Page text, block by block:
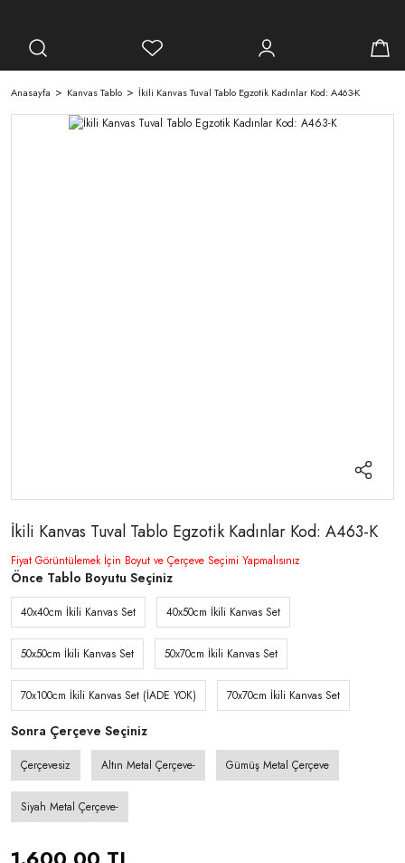
Anasayfa Kanvas Tablo İkili Kanvas Tuval Tablo Egzotik Kadınlar Kod: A463-K
İkili Kanvas Tuval Tablo Egzotik Kadınlar Kod: A463-K
Fiyat Görüntülemek İçin Boyut ve Çerçeve Seçimi Yapmalısınız
Önce Tablo Boyutu Seçiniz
40x40cm İkili Kanvas Set 40x50cm İkili Kanvas Set
50x50cm İkili Kanvas Set 50x70cm İkili Kanvas Set
70x100cm İkili Kanvas Set (İADE YOK) 70x70cm İkili Kanvas Set
Sonra Çerçeve Seçiniz
Çerçevesiz Altın Metal Çerçeve- Gümüş Metal Çerçeve
Siyah Metal Çerçeve-